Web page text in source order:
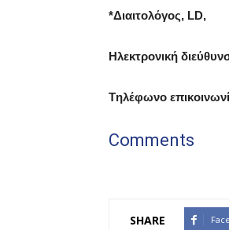
*Διαιτολόγος, LD,
Ηλεκτρονική
Tηλέφωνο
Comments
SHARE